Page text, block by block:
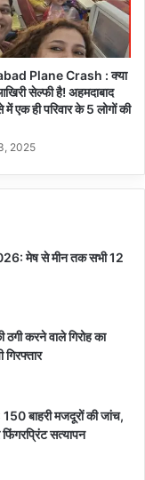
Plane Crash : क्या
सेल्फी है! अहमदाबाद
में एक ही परिवार के 5 लोगों की
2025
मेष से मीन तक सभी 12
करने वाले गिरोह का
गिरफ्तार
बाहरी मजदूरों की जांच,
सत्यापन